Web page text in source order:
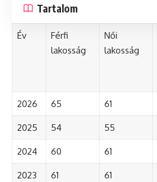
Tartalom
Év
Férfi
lakosság
Női
lakosság
2026 65 61
2025 54 55
2024 60 61
2023 61 61